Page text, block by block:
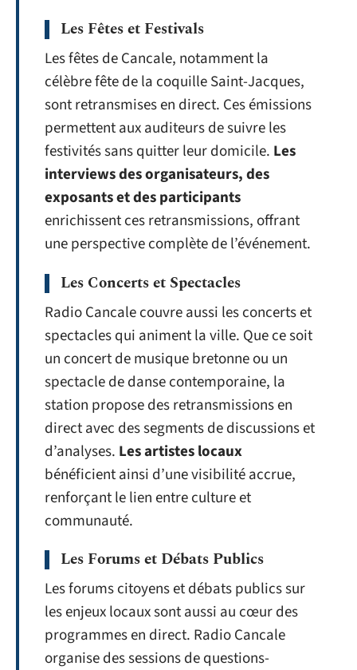
Les Fêtes et Festivals
Les fêtes de Cancale, notamment la
célèbre fête de la coquille Saint-Jacques,
sont retransmises en direct. Ces émissions
permettent aux auditeurs de suivre les
festivités sans quitter leur domicile. Les
interviews des organisateurs, des
exposants et des participants
enrichissent ces retransmissions, offrant
une perspective complète de l’événement.
Les Concerts et Spectacles
Radio Cancale couvre aussi les concerts et
spectacles qui animent la ville. Que ce soit
un concert de musique bretonne ou un
spectacle de danse contemporaine, la
station propose des retransmissions en
direct avec des segments de discussions et
d’analyses. Les artistes locaux
bénéficient ainsi d’une visibilité accrue,
renforçant le lien entre culture et
communauté.
Les Forums et Débats Publics
Les forums citoyens et débats publics sur
les enjeux locaux sont aussi au cœur des
programmes en direct. Radio Cancale
organise des sessions de questions-